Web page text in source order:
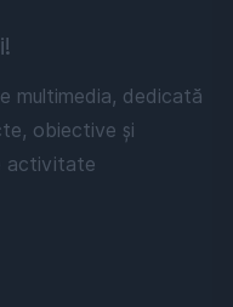
multimedia, dedicată
obiective și
activitate